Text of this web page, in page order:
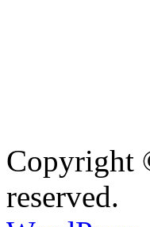
Copyright
reserved.